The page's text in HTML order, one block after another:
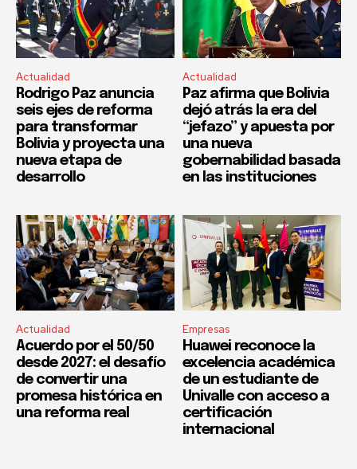
Actualidad
Rodrigo Paz anuncia
seis ejes de reforma
para transformar
Bolivia y proyecta una
nueva etapa de
desarrollo
Actualidad
Paz afirma que Bolivia
dejó atrás la era del
“jefazo” y apuesta por
una nueva
gobernabilidad basada
en las instituciones
Actualidad
Acuerdo por el 50/50
desde 2027: el desafío
de convertir una
promesa histórica en
una reforma real
Empresas
Huawei reconoce la
excelencia académica
de un estudiante de
Univalle con acceso a
certificación
internacional